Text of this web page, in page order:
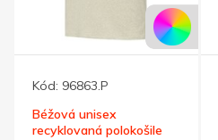
Kód: 96863.P
Béžová unisex
recyklovaná polokošile